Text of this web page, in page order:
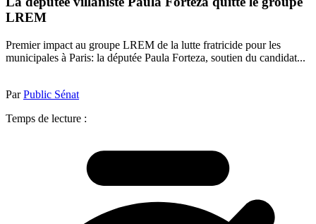
LREM
Premier impact au groupe LREM de la lutte fratricide pour les
municipales à Paris: la députée Paula Forteza, soutien du candidat...
ParPublic Sénat
Temps de lecture :